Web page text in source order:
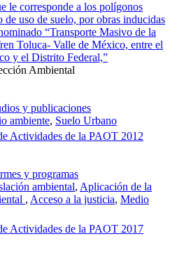
le corresponde a los polígonos
de uso de suelo, por obras inducidas
“Transporte Masivo de la
Toluca- Valle de México, entre el
y el Distrito Federal,”
Ambiental
y publicaciones
ambiente, Suelo Urbano
Actividades de la PAOT 2012
y programas
ambiental, Aplicación de la
, Acceso a la justicia, Medio
Actividades de la PAOT 2017